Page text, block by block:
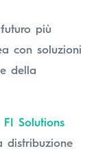
più
con soluzioni
della
FI Solutions
distribuzione